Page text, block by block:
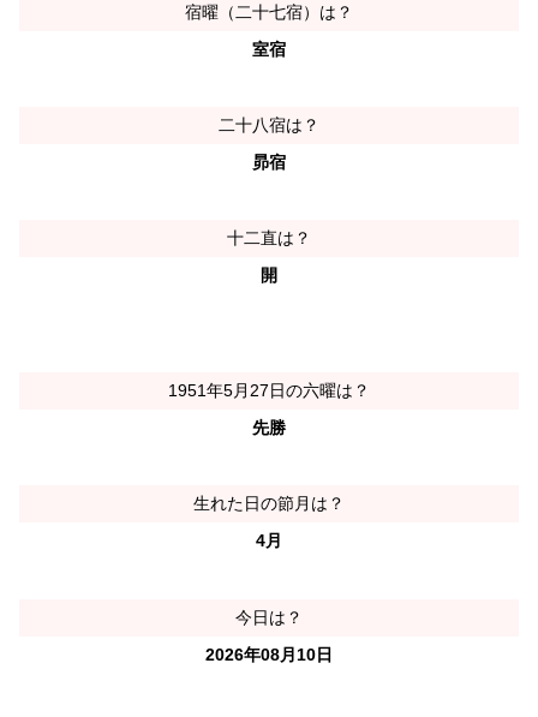
宿曜（二十七宿）は？
室宿
二十八宿は？
昴宿
十二直は？
開
1951年5月27日の六曜は？
先勝
生れた日の節月は？
4月
今日は？
2026年08月10日